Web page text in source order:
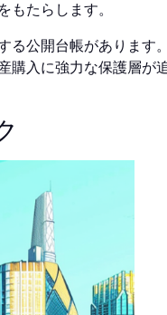
たらします。
公開台帳があります。
購入に強力な保護層が